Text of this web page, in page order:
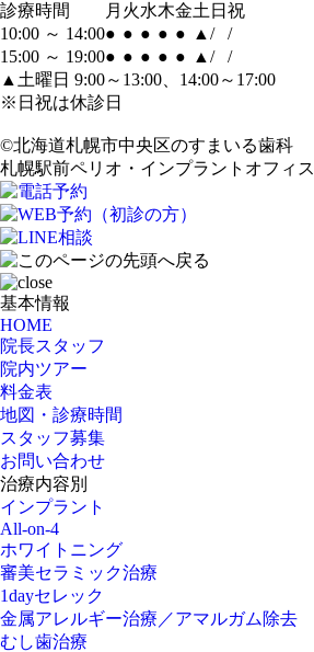
診療時間
月 火水木金土 日 祝
10:00 ～ 14:00● ● ● ● ● ▲ /
/
15:00 ～ 19:00● ● ● ● ● ▲ /
/
▲土曜日 9:00～13:00、14:00～17:00
※日祝は休診日
©北海道札幌市中央区のすまいる歯科
札幌駅前ペリオ・インプラントオフィス
基本情報
HOME
院長スタッフ
院内ツアー
料金表
地図・診療時間
スタッフ募集
お問い合わせ
治療内容別
インプラント
All-on-4
ホワイトニング
審美セラミック治療
1dayセレック
金属アレルギー治療／アマルガム除去
むし歯治療